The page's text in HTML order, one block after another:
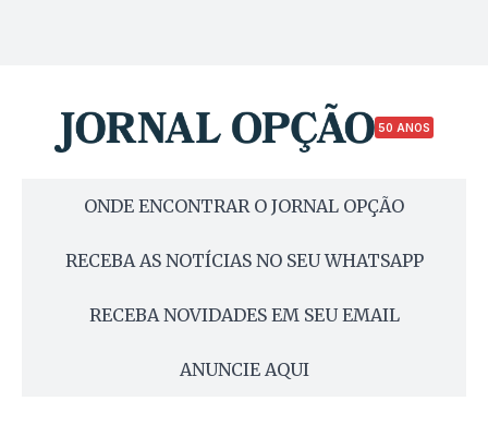
50 ANOS
ONDE ENCONTRAR O JORNAL OPÇÃO
RECEBA AS NOTÍCIAS NO SEU WHATSAPP
RECEBA NOVIDADES EM SEU EMAIL
ANUNCIE AQUI